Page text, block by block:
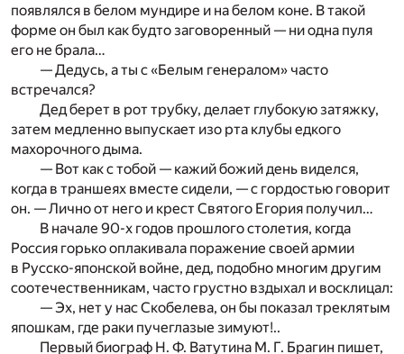
появлялся в белом мундире и на белом коне. В такой
форме он был как будто заговоренный — ни одна пуля
его не брала…
— Дедусь, а ты с «Белым генералом» часто
встречался?
Дед берет в рот трубку, делает глубокую затяжку,
затем медленно выпускает изо рта клубы едкого
махорочного дыма.
— Вот как с тобой — кажий божий день виделся,
когда в траншеях вместе сидели, — с гордостью говорит
он. — Лично от него и крест Святого Егория получил…
В начале 90-х годов прошлого столетия, когда
Россия горько оплакивала поражение своей армии
в Русско-японской войне, дед, подобно многим другим
соотечественникам, часто грустно вздыхал и восклицал:
— Эх, нет у нас Скобелева, он бы показал треклятым
япошкам, где раки пучеглазые зимуют!..
Первый биограф Н. Ф. Ватутина М. Г. Брагин пишет,